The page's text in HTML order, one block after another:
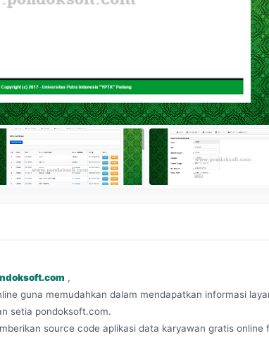
,
guna memudahkan dalam mendapatkan informasi
setia pondoksoft.com.
source code aplikasi data karyawan gratis online